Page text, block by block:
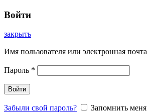
Войти
закрыть
Имя пользователя или электронная почта
Пароль *
Войти
Забыли свой пароль?
Запомнить меня